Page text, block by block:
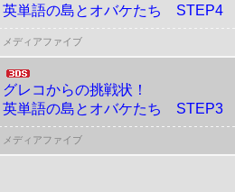
英単語の島とオバケたち STEP4
メディアファイブ
グレコからの挑戦状！
英単語の島とオバケたち STEP3
メディアファイブ